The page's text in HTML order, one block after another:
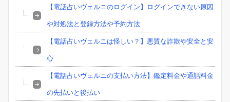
【電話占いヴェルニのログイン】ログインできない原因
や対処法と登録方法や予約方法
【電話占いヴェルニは怪しい？】悪質な詐欺や安全と安
心
【電話占いヴェルニの支払い方法】鑑定料金や通話料金
の先払いと後払い